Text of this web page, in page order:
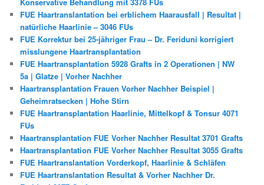
FUE Haartranslantation bei erblichem Haarausfall | Resultat |
natürliche Haarlinie – 3046 FUs
FUE Korrektur bei 25-jähriger Frau – Dr. Feriduni korrigiert
misslungene Haartransplantation
FUE Haartransplantation 5928 Grafts in 2 Operationen | NW
5a | Glatze | Vorher Nachher
Haartransplantation Frauen Vorher Nachher Beispiel |
Geheimratsecken | Hohe Stirn
FUE Haartransplantation Haarlinie, Mittelkopf & Tonsur 4071
FUs
Haartransplantation FUE Vorher Nachher Resultat 3701 Grafts
Haartransplantation FUE Vorher Nachher Resultat 3055 Grafts
FUE Haartranslantation Vorderkopf, Haarlinie & Schläfen
FUE Haartranslantation Resultat & Vorher Nachher Dr.